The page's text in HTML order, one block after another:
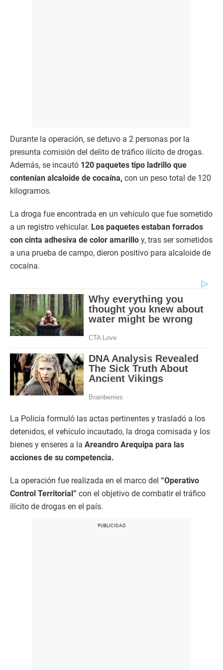
Durante la operación, se detuvo a 2 personas por la
presunta comisión del delito de tráfico ilícito de drogas.
Además, se incautó 120 paquetes tipo ladrillo que
contenían alcaloide de cocaína, con un peso total de 120
kilogramos.
La droga fue encontrada en un vehículo que fue sometido
a un registro vehicular. Los paquetes estaban forrados
con cinta adhesiva de color amarillo y, tras ser sometidos
a una prueba de campo, dieron positivo para alcaloide de
cocaína.
La Policía formuló las actas pertinentes y trasladó a los
detenidos, el vehículo incautado, la droga comisada y los
bienes y enseres a la Areandro Arequipa para las
acciones de su competencia.
La operación fue realizada en el marco del “Operativo
Control Territorial” con el objetivo de combatir el tráfico
ilícito de drogas en el país.